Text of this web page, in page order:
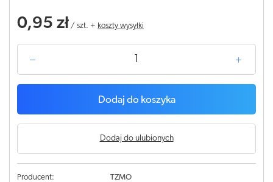
0,95 zł / szt. + koszty wysyłki
Dodaj do koszyka
Dodaj do ulubionych
Producent:
TZMO